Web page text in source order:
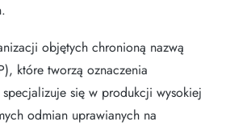
objętych chronioną nazwą
które tworzą oznaczenia
się w produkcji wysokiej
odmian uprawianych na